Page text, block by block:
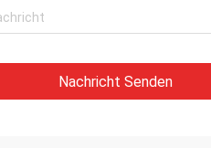
Nachricht Senden